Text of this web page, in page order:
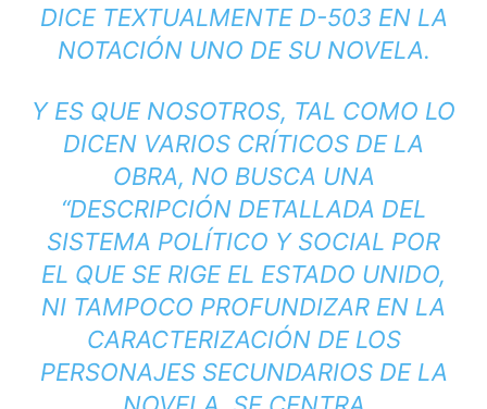
DICE TEXTUALMENTE D-503 EN LA
NOTACIÓN UNO DE SU NOVELA.
Y ES QUE NOSOTROS, TAL COMO LO
DICEN VARIOS CRÍTICOS DE LA
OBRA, NO BUSCA UNA
“DESCRIPCIÓN DETALLADA DEL
SISTEMA POLÍTICO Y SOCIAL POR
EL QUE SE RIGE EL ESTADO UNIDO,
NI TAMPOCO PROFUNDIZAR EN LA
CARACTERIZACIÓN DE LOS
PERSONAJES SECUNDARIOS DE LA